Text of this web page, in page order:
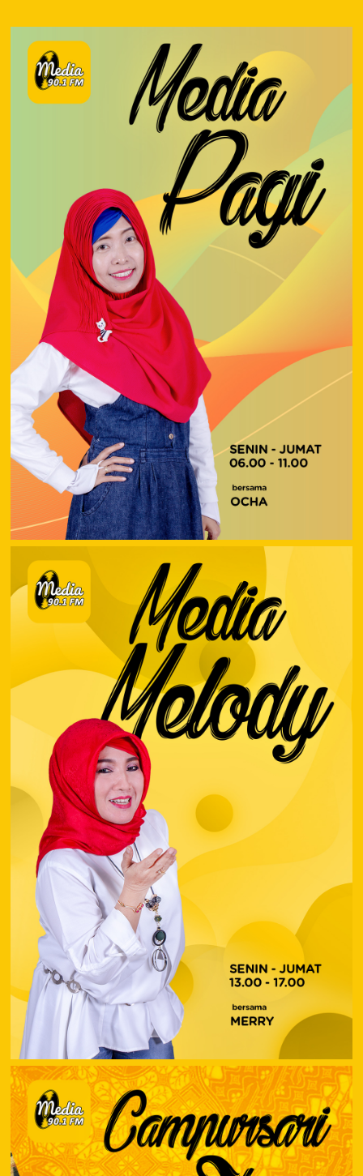
MEDIA
PAGI
06.00
10.00
WIB
MEDIA
MELODY
13.00
–
17.00
WIB